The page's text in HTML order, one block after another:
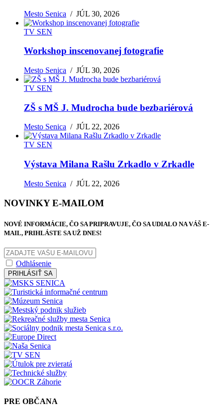
Mesto Senica /JÚL 30, 2026
TV SEN
Workshop inscenovanej fotografie
Mesto Senica /JÚL 30, 2026
TV SEN
ZŠ s MŠ J. Mudrocha bude bezbariérová
Mesto Senica /JÚL 22, 2026
TV SEN
Výstava Milana Rašlu Zrkadlo v Zrkadle
Mesto Senica /JÚL 22, 2026
NOVINKY E-MAILOM
NOVÉ INFORMÁCIE, ČO SA PRIPRAVUJE, ČO SA UDIALO NA VÁŠ E-
MAIL, PRIHLÁSTE SA UŽ DNES!
Odhlásenie
PRIHLÁSIŤ SA
PRE OBČANA